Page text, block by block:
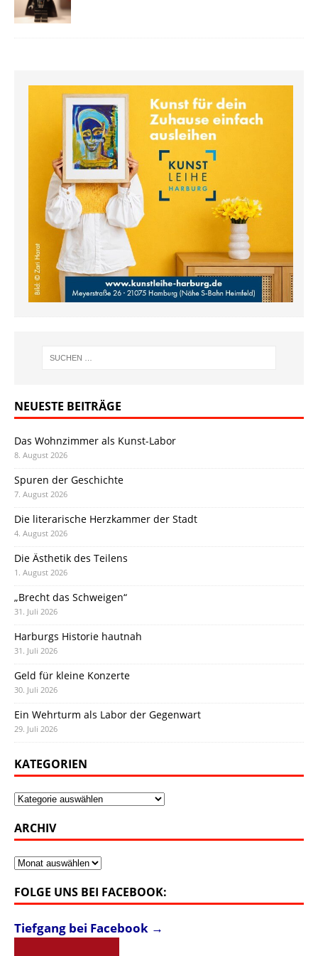
NEUESTE BEITRÄGE
Das Wohnzimmer als Kunst-Labor
8. August 2026
Spuren der Geschichte
7. August 2026
Die literarische Herzkammer der Stadt
4. August 2026
Die Ästhetik des Teilens
1. August 2026
„Brecht das Schweigen“
31. Juli 2026
Harburgs Historie hautnah
31. Juli 2026
Geld für kleine Konzerte
30. Juli 2026
Ein Wehrturm als Labor der Gegenwart
29. Juli 2026
KATEGORIEN
Kategorien
ARCHIV
Archiv
FOLGE UNS BEI FACEBOOK:
Tiefgang bei Facebook →